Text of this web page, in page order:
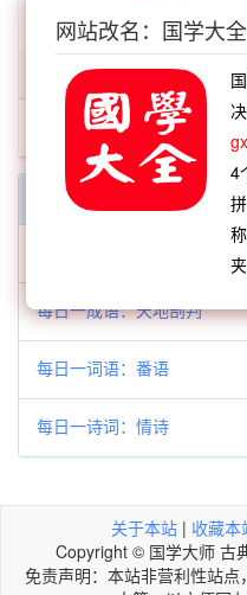
1252
「廋蔽」开头的词语:
每日一字一词
每日一成语：天地剖判
每日一词语：番语
每日一诗词：情诗
关于本站 | 收藏本
Copyright © 国学大师 古
免责声明：本站非营利性站
网站改名：国学大全
4